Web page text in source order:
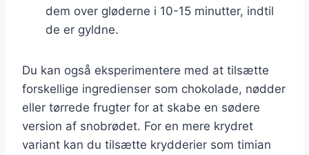
dem over gløderne i 10-15 minutter, indtil
de er gyldne.
Du kan også eksperimentere med at tilsætte
forskellige ingredienser som chokolade, nødder
eller tørrede frugter for at skabe en sødere
version af snobrødet. For en mere krydret
variant kan du tilsætte krydderier som timian